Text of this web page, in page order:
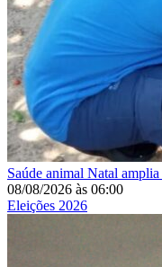
Saúde animal Natal amplia
08/08/2026 às 06:00
Eleições 2026